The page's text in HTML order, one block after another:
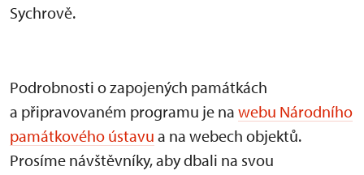
Sychrově.
Podrobnosti o zapojených památkách
a připravovaném programu je na webu Národního
památkového ústavu a na webech objektů.
Prosíme návštěvníky, aby dbali na svou